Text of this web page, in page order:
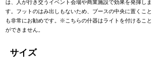
は、人が行き交うイベント会場や商業施設で効果を発揮しま
す。フットのはみ出しもないため、ブースの中央に置くこと
も非常にお勧めです。※こちらの什器はライトを付けること
ができません。
​サイズ